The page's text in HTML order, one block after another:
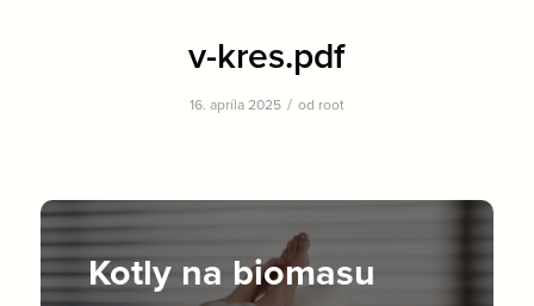
v-kres.pdf
16. apríla 2025 / od root
Kotly na biomasu